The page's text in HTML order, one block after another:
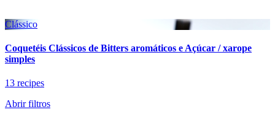
Clássico
Coquetéis Clássicos de Bitters aromáticos e Açúcar / xarope
simples
13 recipes
Abrir filtros